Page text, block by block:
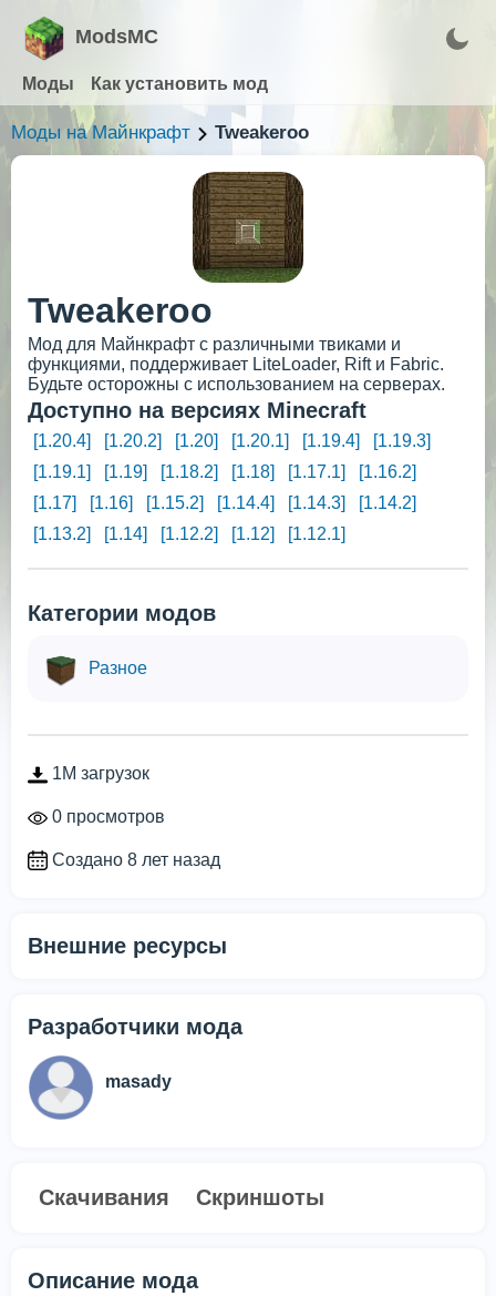
ModsMC
Моды Как установить мод
Моды на Майнкрафт Tweakeroo
Tweakeroo
Мод для Майнкрафт с различными твиками и
функциями, поддерживает LiteLoader, Rift и Fabric.
Будьте осторожны с использованием на серверах.
Доступно на версиях Minecraft
[1.20.4] [1.20.2] [1.20] [1.20.1] [1.19.4]
[1.19.3]
[1.19.1]
[1.19] [1.18.2] [1.18] [1.17.1]
[1.16.2]
[1.17]
[1.16] [1.15.2] [1.14.4] [1.14.3]
[1.14.2]
[1.13.2]
[1.14] [1.12.2] [1.12] [1.12.1]
Категории модов
Разное
1M загрузок
0 просмотров
Создано 8 лет назад
Внешние ресурсы
Разработчики мода
masady
Скачивания Скриншоты
Описание мода